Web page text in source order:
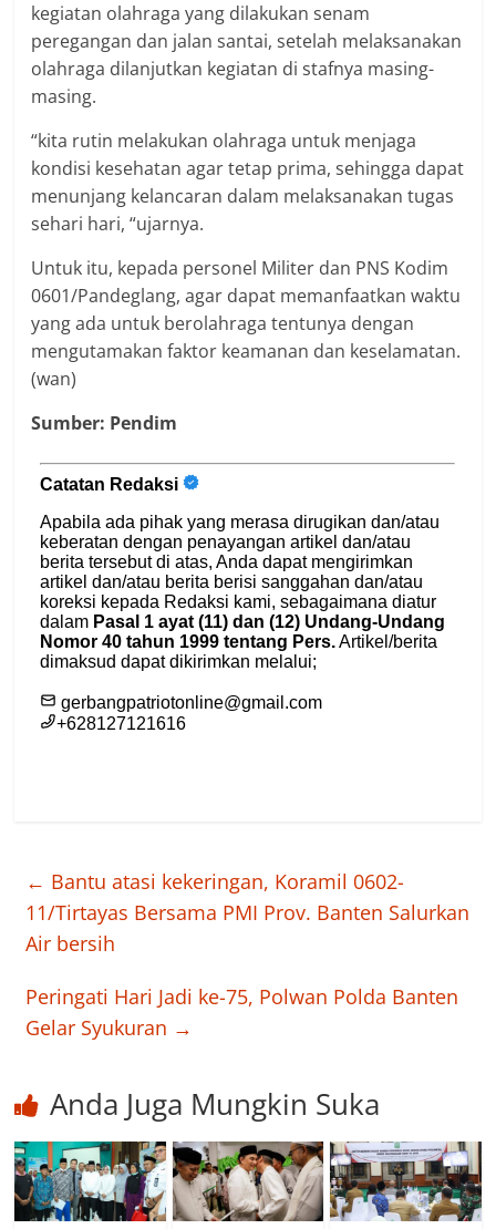
kegiatan olahraga yang dilakukan senam
peregangan dan jalan santai, setelah melaksanakan
olahraga dilanjutkan kegiatan di stafnya masing-
masing.
“kita rutin melakukan olahraga untuk menjaga
kondisi kesehatan agar tetap prima, sehingga dapat
menunjang kelancaran dalam melaksanakan tugas
sehari hari, “ujarnya.
Untuk itu, kepada personel Militer dan PNS Kodim
0601/Pandeglang, agar dapat memanfaatkan waktu
yang ada untuk berolahraga tentunya dengan
mengutamakan faktor keamanan dan keselamatan.
(wan)
Sumber: Pendim
← Bantu atasi kekeringan, Koramil 0602-
11/Tirtayas Bersama PMI Prov. Banten Salurkan
Air bersih
Peringati Hari Jadi ke-75, Polwan Polda Banten
Gelar Syukuran →
Anda Juga Mungkin Suka